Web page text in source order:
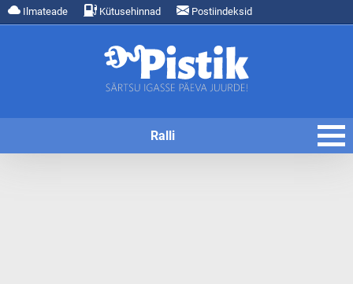
Ilmateade Kütusehinnad Postiindeksid
Ralli